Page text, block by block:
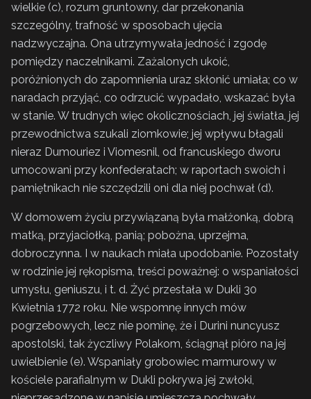
wielkie (c), rozum gruntowny, dar przekonania
szczególny, trafność w sposobach ujęcia
nadzwyczajna. Ona utrzymywała jedność i zgodę
pomiędzy naczelnikami. Zażalonych ukoić,
poróżnionych do zapomnienia uraz skłonić umiała; co w
naradach przyjąć, co odrzucić wypadało, wskazać była
w stanie. W trudnych więc okolicznościach, jej światła, jej
przewodnictwa szukali ziomkowie; jej wpływu błagali
nieraz Dumouriez i Viomesnil, od francuskiego dworu
umocowani przy konfederatach; w raportach swoich i
pamiętnikach nie szczędzili oni dla niej pochwał (d).
W domowem życiu przywiązaną była małżonką, dobrą
matką, przyjaciołką, panią; pobożna, uprzejma,
dobroczynna. I w naukach miała upodobanie. Pozostały
w rodzinie jej rękopisma, treści poważnej: o wspaniałości
umysłu, geniuszu, i t. d. Żyć przestała w Dukli 30
Kwietnia 1772 roku. Nie wspomnę innych mów
pogrzebowych, lecz nie pominę, że i Durini nuncyusz
apostolski, tak życzliwy Polakom, ściągnął pióro na jej
uwielbienie (e). Wspaniały grobowiec marmurowy w
kościele parafialnym w Dukli pokrywa jej zwłoki,